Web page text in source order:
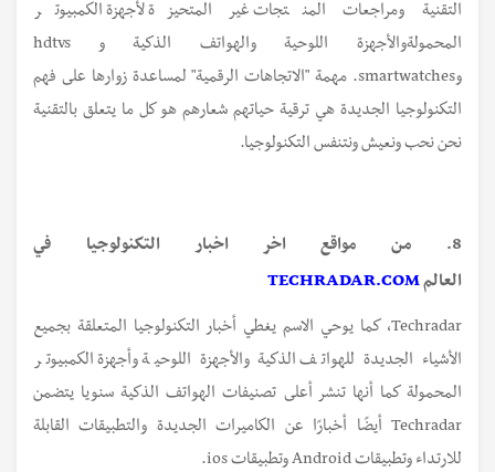
التقنية ومراجعات المنتجات غير المتحيزة لأجهزة الكمبيوتر
المحمولةوالأجهزة اللوحية والهواتف الذكية و hdtvs
وsmartwatches. مهمة "الاتجاهات الرقمية" لمساعدة زوارها على فهم
التكنولوجيا الجديدة هي ترقية حياتهم شعارهم هو كل ما يتعلق بالتقنية
نحن نحب ونعيش ونتنفس التكنولوجيا.
8. من مواقع اخر اخبار التكنولوجيا في
العالمTECHRADAR.COM
Techradar، كما يوحي الاسم يغطي أخبار التكنولوجيا المتعلقة بجميع
الأشياء الجديدة للهواتف الذكية والأجهزة اللوحية وأجهزة الكمبيوتر
المحمولة كما أنها تنشر أعلى تصنيفات الهواتف الذكية سنويا يتضمن
Techradar أيضًا أخبارًا عن الكاميرات الجديدة والتطبيقات القابلة
للارتداء وتطبيقات Android وتطبيقات ios.